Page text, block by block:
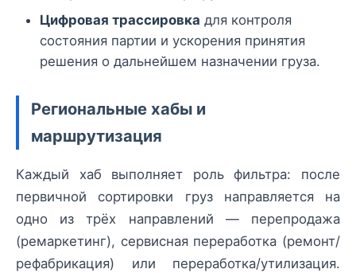
Цифровая трассировка для контроля
состояния партии и ускорения принятия
решения о дальнейшем назначении груза.
Региональные хабы и
маршрутизация
Каждый хаб выполняет роль фильтра: после
первичной сортировки груз направляется на
одно из трёх направлений — перепродажа
(ремаркетинг), сервисная переработка (ремонт/
рефабрикация) или переработка/утилизация.